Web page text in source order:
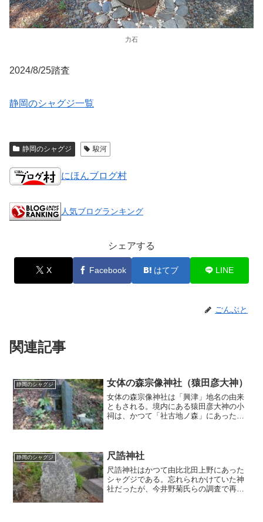
力石
2024/8/25踏査
静岡のシャグジ一覧
静岡のシャグジ 駿河
にほんブログ村
人気ブログランキング
シェアする
X Facebook はてブ LINE
ごんぶと
関連記事
静岡のシャグジ 女体の森宗像神社（猿田彦大神）
女体の森宗像神社は「興津」地名の由来
ともされる。境内にある猿田彦大神の小
祠は、かつて「社古地ノ森」にあったシ
静岡のシャグジ 尺誥神社
尺誥神社はかつて由比北田上野にあった
シャグジである。忘れられかけていた神
社だったが、今井野菊氏らの調査で再認